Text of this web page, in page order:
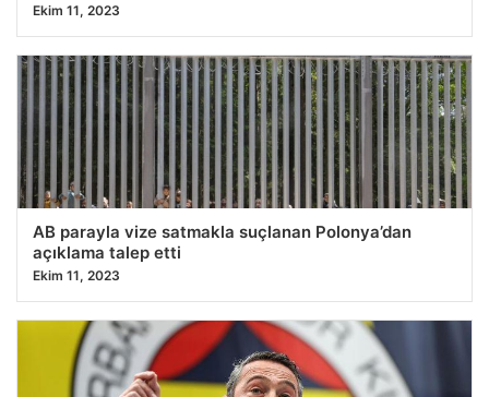
Ekim 11, 2023
AB parayla vize satmakla suçlanan Polonya’dan
açıklama talep etti
Ekim 11, 2023